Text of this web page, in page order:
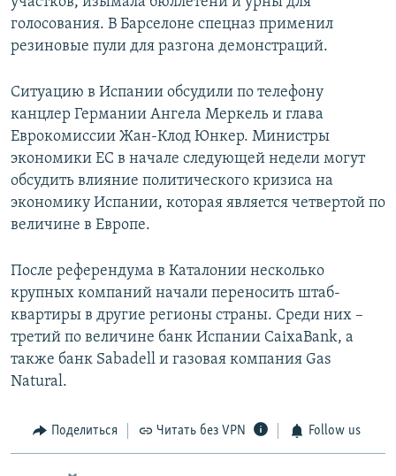
голосования. В Барселоне спецназ применил
резиновые пули для разгона демонстраций.
Ситуацию в Испании обсудили по телефону
канцлер Германии Ангела Меркель и глава
Еврокомиссии Жан-Клод Юнкер. Министры
экономики ЕС в начале следующей недели могут
обсудить влияние политического кризиса на
экономику Испании, которая является четвертой по
величине в Европе.
После референдума в Каталонии несколько
крупных компаний начали переносить штаб-
квартиры в другие регионы страны. Среди них –
третий по величине банк Испании CaixaBank, а
также банк Sabadell и газовая компания Gas
Natural.
Поделиться Читать без VPN Follow us